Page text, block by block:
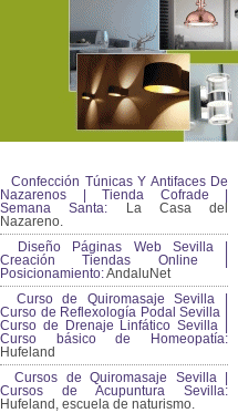
Confección Túnicas Y Antifaces De
Nazarenos | Tienda Cofrade |
Semana Santa: La Casa del
Nazareno.
Diseño Páginas Web Sevilla |
Creación Tiendas Online |
Posicionamiento:AndaluNet
Curso de Quiromasaje Sevilla |
Curso de Reflexología Podal Sevilla |
Curso de Drenaje Linfático Sevilla |
Curso básico de Homeopatía:
Hufeland
Cursos de Quiromasaje Sevilla |
Cursos de Acupuntura Sevilla:
Hufeland, escuela de naturismo.